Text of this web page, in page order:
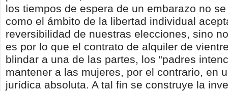
los tiempos de espera de un embarazo no
como el ámbito de la libertad individual
reversibilidad de nuestras elecciones, sino
es por lo que el contrato de alquiler de
blindar a una de las partes, los “padres
mantener a las mujeres, por el contrario, en
jurídica absoluta. A tal fin se construye la